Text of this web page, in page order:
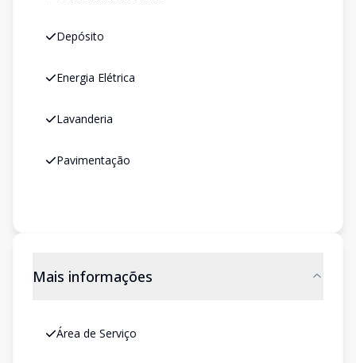
Depósito
Energia Elétrica
Lavanderia
Pavimentação
Mais informações
Área de Serviço